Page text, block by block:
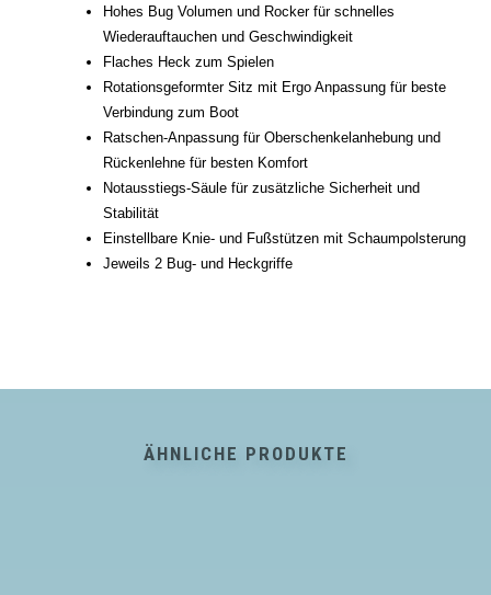
Hohes Bug Volumen und Rocker für schnelles
Wiederauftauchen und Geschwindigkeit
Flaches Heck zum Spielen
Rotationsgeformter Sitz mit Ergo Anpassung für beste
Verbindung zum Boot
Ratschen-Anpassung für Oberschenkelanhebung und
Rückenlehne für besten Komfort
Notausstiegs-Säule für zusätzliche Sicherheit und
Stabilität
Einstellbare Knie- und Fußstützen mit Schaumpolsterung
Jeweils 2 Bug- und Heckgriffe
ÄHNLICHE PRODUKTE